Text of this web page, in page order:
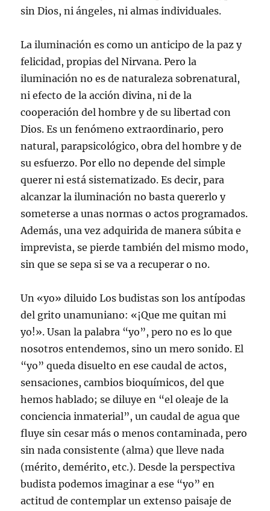
sin Dios, ni ángeles, ni almas individuales.
La iluminación es como un anticipo de la paz y
felicidad, propias del Nirvana. Pero la
iluminación no es de naturaleza sobrenatural,
ni efecto de la acción divina, ni de la
cooperación del hombre y de su libertad con
Dios. Es un fenómeno extraordinario, pero
natural, parapsicológico, obra del hombre y de
su esfuerzo. Por ello no depende del simple
querer ni está sistematizado. Es decir, para
alcanzar la iluminación no basta quererlo y
someterse a unas normas o actos programados.
Además, una vez adquirida de manera súbita e
imprevista, se pierde también del mismo modo,
sin que se sepa si se va a recuperar o no.
Un «yo» diluido Los budistas son los antípodas
del grito unamuniano: «¡Que me quitan mi
yo!». Usan la palabra “yo”, pero no es lo que
nosotros entendemos, sino un mero sonido. El
“yo” queda disuelto en ese caudal de actos,
sensaciones, cambios bioquímicos, del que
hemos hablado; se diluye en “el oleaje de la
conciencia inmaterial”, un caudal de agua que
fluye sin cesar más o menos contaminada, pero
sin nada consistente (alma) que lleve nada
(mérito, demérito, etc.). Desde la perspectiva
budista podemos imaginar a ese “yo” en
actitud de contemplar un extenso paisaje de